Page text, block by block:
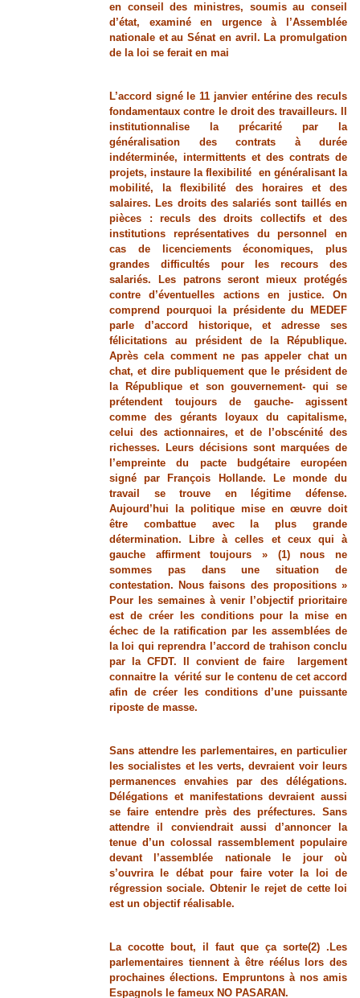
en conseil des ministres, soumis au conseil
d’état, examiné en urgence à l’Assemblée
nationale et au Sénat en avril. La promulgation
de la loi se ferait en mai
L’accord signé le 11 janvier entérine des reculs
fondamentaux contre le droit des travailleurs. Il
institutionnalise la précarité par la
généralisation des contrats à durée
indéterminée, intermittents et des contrats de
projets, instaure la flexibilité en généralisant la
mobilité, la flexibilité des horaires et des
salaires. Les droits des salariés sont taillés en
pièces : reculs des droits collectifs et des
institutions représentatives du personnel en
cas de licenciements économiques, plus
grandes difficultés pour les recours des
salariés. Les patrons seront mieux protégés
contre d’éventuelles actions en justice. On
comprend pourquoi la présidente du MEDEF
parle d’accord historique, et adresse ses
félicitations au président de la République.
Après cela comment ne pas appeler chat un
chat, et dire publiquement que le président de
la République et son gouvernement- qui se
prétendent toujours de gauche- agissent
comme des gérants loyaux du capitalisme,
celui des actionnaires, et de l’obscénité des
richesses. Leurs décisions sont marquées de
l’empreinte du pacte budgétaire européen
signé par François Hollande. Le monde du
travail se trouve en légitime défense.
Aujourd’hui la politique mise en œuvre doit
être combattue avec la plus grande
détermination. Libre à celles et ceux qui à
gauche affirment toujours » (1) nous ne
sommes pas dans une situation de
contestation. Nous faisons des propositions »
Pour les semaines à venir l’objectif prioritaire
est de créer les conditions pour la mise en
échec de la ratification par les assemblées de
la loi qui reprendra l’accord de trahison conclu
par la CFDT. Il convient de faire largement
connaitre la vérité sur le contenu de cet accord
afin de créer les conditions d’une puissante
riposte de masse.
Sans attendre les parlementaires, en particulier
les socialistes et les verts, devraient voir leurs
permanences envahies par des délégations.
Délégations et manifestations devraient aussi
se faire entendre près des préfectures. Sans
attendre il conviendrait aussi d’annoncer la
tenue d’un colossal rassemblement populaire
devant l’assemblée nationale le jour où
s’ouvrira le débat pour faire voter la loi de
régression sociale. Obtenir le rejet de cette loi
est un objectif réalisable.
La cocotte bout, il faut que ça sorte(2) .Les
parlementaires tiennent à être réélus lors des
prochaines élections. Empruntons à nos amis
Espagnols le fameux NO PASARAN.